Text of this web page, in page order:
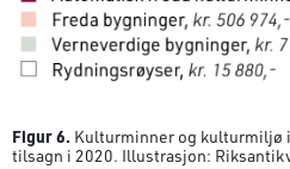
Figur 6. Kulturminner og kulturmiljø
tilsagn i 2020. Illustrasjon: